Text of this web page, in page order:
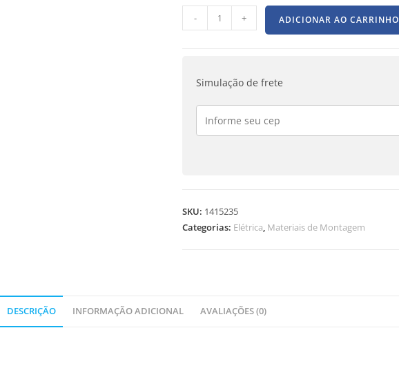
- + ADICIONAR AO CARRINHO
Simulação de frete
SKU: 1415235
Categorias: Elétrica, Materiais de Montagem
DESCRIÇÃO INFORMAÇÃO ADICIONAL AVALIAÇÕES (0)